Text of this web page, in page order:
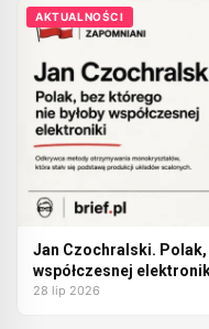
AKTUALNOŚCI
Jan Czochralski. Polak,
współczesnej
28 lip 2026